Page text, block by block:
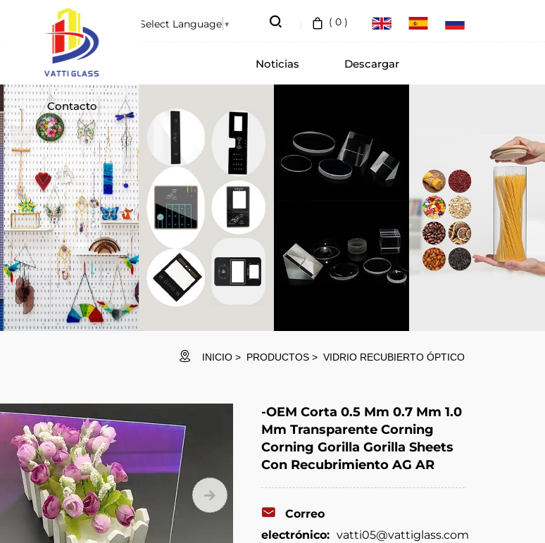
Select Language ▼ ( 0 )
Noticias Descargar
Contacto
INICIO PRODUCTOS VIDRIO RECUBIERTO ÓPTICO
-OEM Corta 0.5 Mm 0.7 Mm 1.0
Mm Transparente Corning
Corning Gorilla Gorilla Sheets
Con Recubrimiento AG AR
Correo
electrónico: vatti05@vattiglass.com